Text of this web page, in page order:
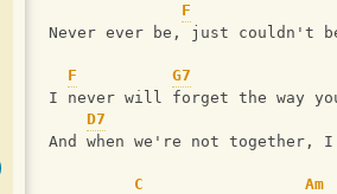
F
Never ever be, just couldn't
F G7
I never will forget the way
D7
And when we're not together,
C Am